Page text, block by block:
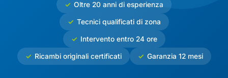
Oltre 20 anni di esperienza
Tecnici qualificati di zona
Intervento entro 24 ore
Ricambi originali certificati Garanzia 12 mesi